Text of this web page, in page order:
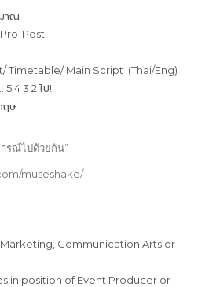
าณ
Post
Timetable/ Main Script (Thai/Eng)
4 3 2 ไป!!
ฤษ
รณ์ไปด้วยกัน”
museshake/
Communication Arts or
in position of Event Producer or